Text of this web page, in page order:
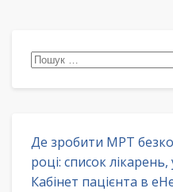
Пошук:
Де зробити МРТ
році: список
Кабінет пацієнта в